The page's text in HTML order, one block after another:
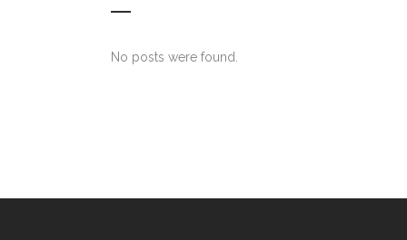
No posts were found.